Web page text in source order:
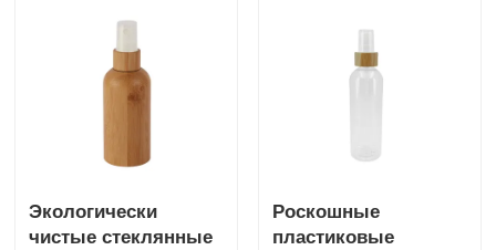
Экологически
чистые стеклянные
Роскошные
пластиковые